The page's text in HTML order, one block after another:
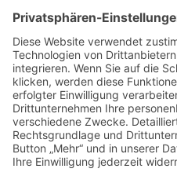
Partner:
als
Infos für